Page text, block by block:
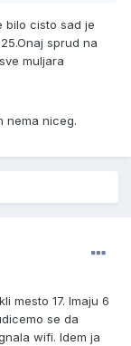
bilo cisto sad je
sprud na
muljara
nema niceg.
mesto 17. Imaju 6
se da
wifi. Idem ja